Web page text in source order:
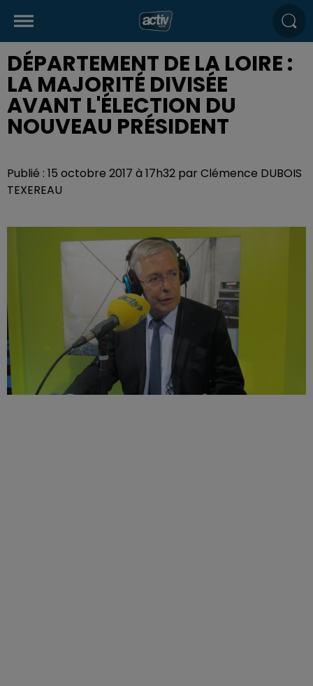
DÉPARTEMENT DE LA LOIRE :
LA MAJORITÉ DIVISÉE
AVANT L'ÉLECTION DU
NOUVEAU PRÉSIDENT
Publié : 15 octobre 2017 à 17h32 par Clémence DUBOIS
TEXEREAU